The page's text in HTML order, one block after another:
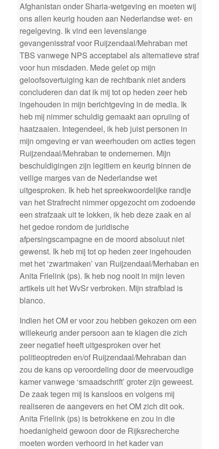
Afghanistan onder Sharia-wetgeving en moeten wij
ons allen keurig houden aan Nederlandse wet- en
regelgeving. Ik vind een levenslange
gevangenisstraf voor Ruijzendaal/Mehraban met
TBS vanwege NPS acceptabel als alternatieve straf
voor hun misdaden. Mede gelet op mijn
geloofsovertuiging kan de rechtbank niet anders
concluderen dan dat ik mij tot op heden zeer heb
ingehouden in mijn berichtgeving in de media. Ik
heb mij nimmer schuldig gemaakt aan opruiing of
haatzaaien. Integendeel, ik heb juist personen in
mijn omgeving er van weerhouden om acties tegen
Ruijzendaal/Mehraban te ondernemen. Mijn
beschuldigingen zijn legitiem en keurig binnen de
veilige marges van de Nederlandse wet
uitgesproken. Ik heb het spreekwoordelijke randje
van het Strafrecht nimmer opgezocht om zodoende
een strafzaak uit te lokken, ik heb deze zaak en al
het gedoe rondom de juridische
afpersingscampagne en de moord absoluut niet
gewenst. Ik heb mij tot op heden zeer ingehouden
met het ‘zwartmaken’ van Ruijzendaal/Merhaban en
Anita Frielink (ps). Ik heb nog nooit in mijn leven
artikels uit het WvSr verbroken. Mijn strafblad is
blanco.
Indien het OM er voor zou hebben gekozen om een
willekeurig ander persoon aan te klagen die zich
zeer negatief heeft uitgesproken over het
politieoptreden en/of Ruijzendaal/Mehraban dan
zou de kans op veroordeling door de meervoudige
kamer vanwege ‘smaadschrift’ groter zijn geweest.
De zaak tegen mij is kansloos en volgens mij
realiseren de aangevers en het OM zich dit ook.
Anita Frielink (ps) is betrokkene en zou in die
hoedanigheid gewoon door de Rijksrecherche
moeten worden verhoord in het kader van